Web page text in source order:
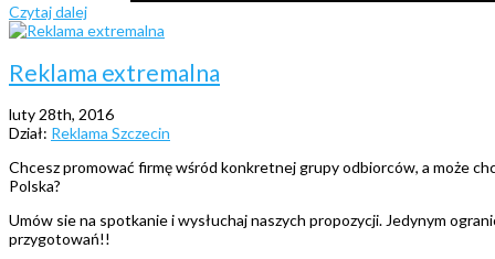
Czytaj dalej
Reklama extremalna
luty 28th, 2016
Dział: Reklama Szczecin
Chcesz promować firmę wśród konkretnej grupy odbiorców, a może
Polska?
Umów sie na spotkanie i wysłuchaj naszych propozycji. Jedynym
przygotowań!!